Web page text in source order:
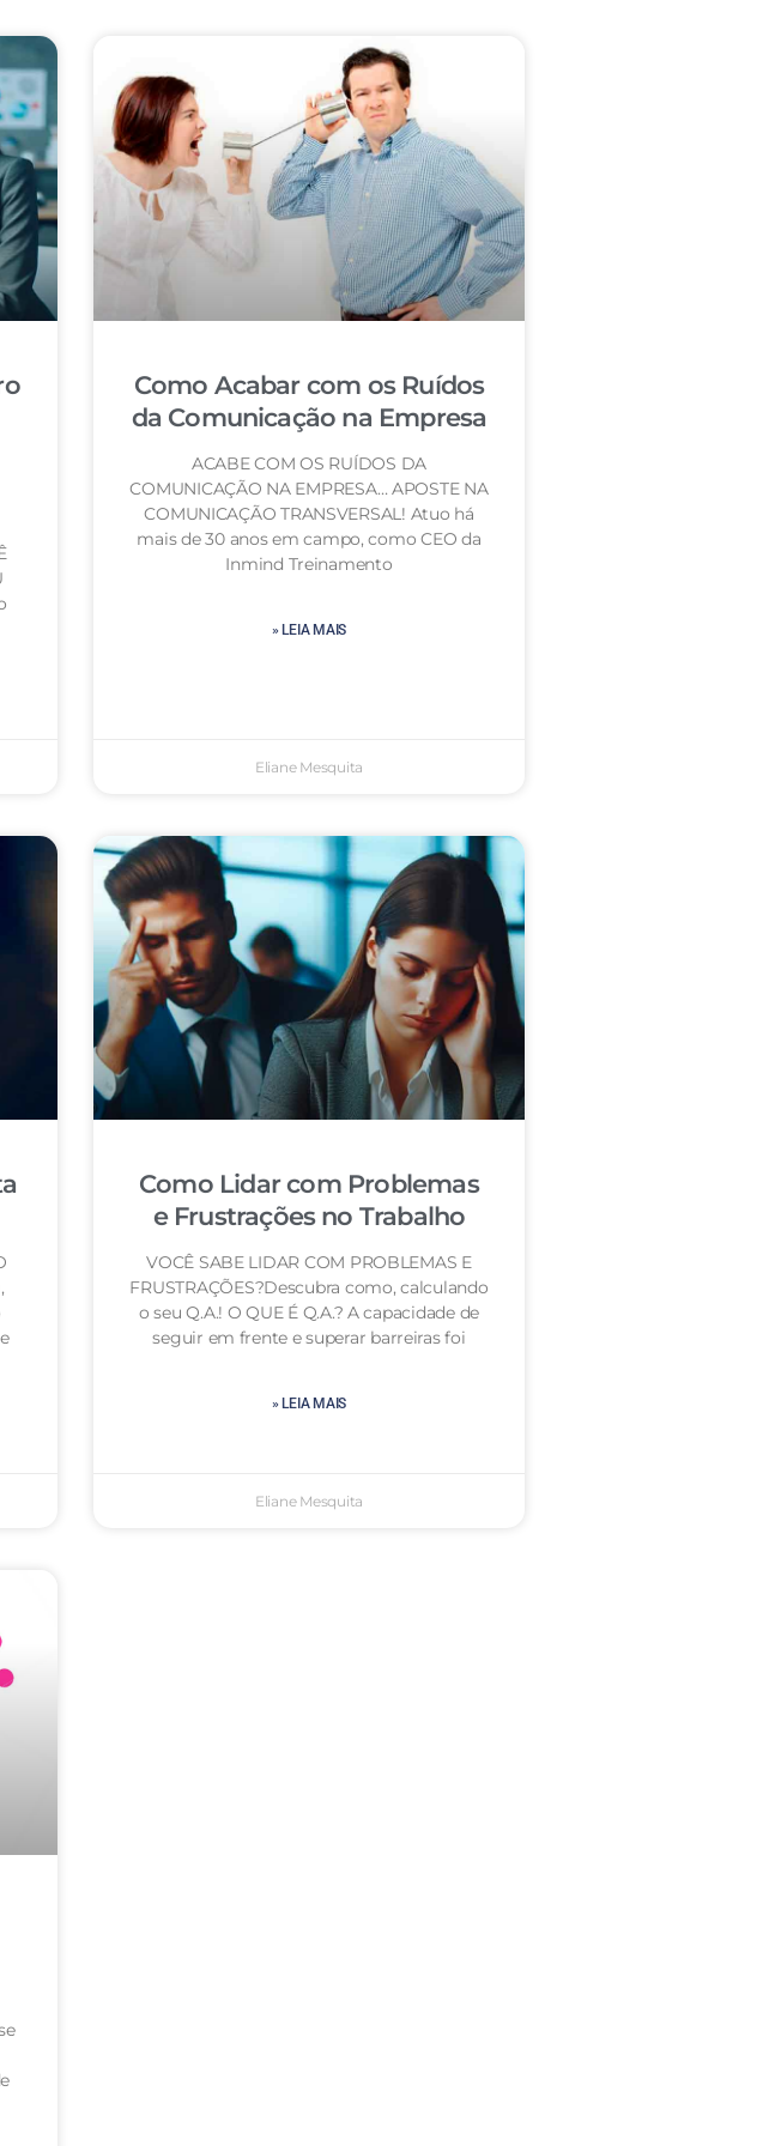
Como Acabar com os Ruídos
da Comunicação na Empresa
ACABE COM OS RUÍDOS DA
COMUNICAÇÃO NA EMPRESA… APOSTE NA
COMUNICAÇÃO TRANSVERSAL! Atuo há
mais de 30 anos em campo, como CEO da
Inmind Treinamento
» LEIA MAIS
Eliane Mesquita
Como Lidar com Problemas
e Frustrações no Trabalho
VOCÊ SABE LIDAR COM PROBLEMAS E
FRUSTRAÇÕES?Descubra como, calculando
o seu Q.A.! O QUE É Q.A.? A capacidade de
seguir em frente e superar barreiras foi
» LEIA MAIS
Eliane Mesquita